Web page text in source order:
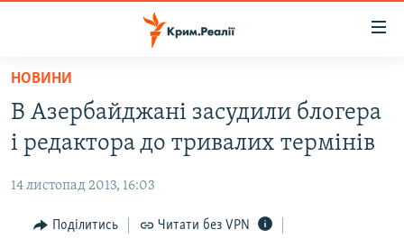
Перейти
основного
матеріалу
Перейти
до
навігації
ВОДА.КРИМ
ВІДЕО ТА ФОТО
ПОЛІТИКА
БЛОГИ
НОВИНИ
В Азербайджані засудили блогера
і редактора до тривалих термінів
14 листопад 2013, 16:03
Поділитись Читати без VPN